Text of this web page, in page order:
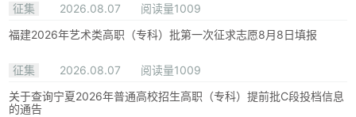
征集 2026.08.07
阅读量1009
福建2026年艺术类高职（专科）批第一次征求志愿8月8日填报
征集 2026.08.07
阅读量1009
关于查询宁夏2026年普通高校招生高职（专科）提前批C段投档信息
的通告